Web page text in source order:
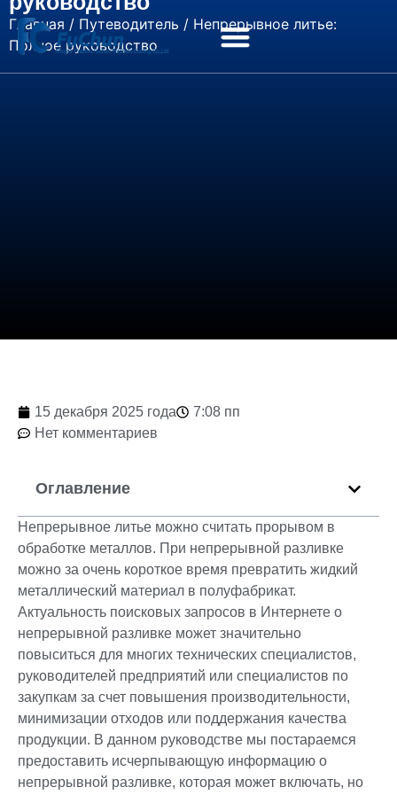
Главная / Путеводитель / Непрерывное литье:
Полное руководство
15 декабря 2025 года
7:08 пп
Нет комментариев
Оглавление
Непрерывное литье можно считать прорывом в
обработке металлов. При непрерывной разливке
можно за очень короткое время превратить жидкий
металлический материал в полуфабрикат.
Актуальность поисковых запросов в Интернете о
непрерывной разливке может значительно
повыситься для многих технических специалистов,
руководителей предприятий или специалистов по
закупкам за счет повышения производительности,
минимизации отходов или поддержания качества
продукции. В данном руководстве мы постараемся
предоставить исчерпывающую информацию о
непрерывной разливке, которая может включать, но